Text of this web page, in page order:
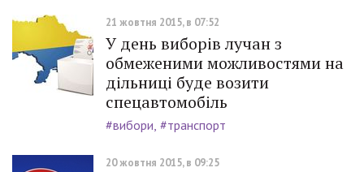
21 жовтня 2015, в 07:52
У день виборів лучан з
обмеженими можливостями на
дільниці буде возити
спецавтомобіль
#вибори #транспорт
20 жовтня 2015, в 09:25